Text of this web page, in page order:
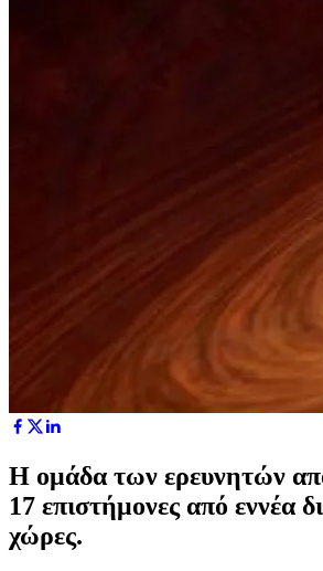
Η ομάδα των ερευνητών
17 επιστήμονες από εννέα
χώρες.